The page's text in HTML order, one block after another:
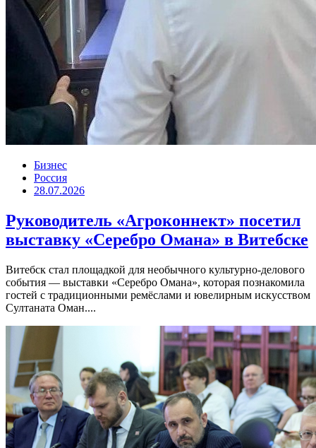
Бизнес
Россия
28.07.2026
Руководитель «Агроконнект» посетил
выставку «Серебро Омана» в Витебске
Витебск стал площадкой для необычного культурно-делового
события — выставки «Серебро Омана», которая познакомила
гостей с традиционными ремёслами и ювелирным искусством
Султаната Оман....